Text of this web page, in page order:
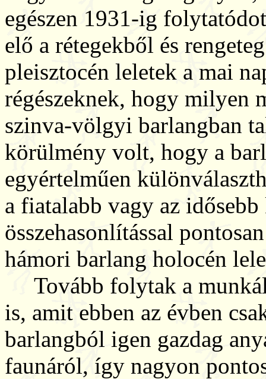
egészen 1931-ig
elő a rétegekből és
pleisztocén leletek a mai
régészeknek, hogy milyen
szinva-völgyi barlangban
körülmény volt, hogy a
egyértelműen
a fiatalabb vagy az
összehasonlítással
hámori barlang holocén
Tovább folytak a
is, amit ebben az évben
barlangból igen gazdag
faunáról, így nagyon